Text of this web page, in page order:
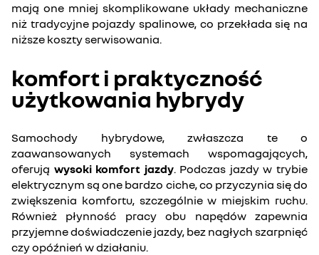
mają one mniej skomplikowane układy mechaniczne
niż tradycyjne pojazdy spalinowe, co przekłada się na
niższe koszty serwisowania.
komfort i praktyczność
użytkowania hybrydy
Samochody hybrydowe, zwłaszcza te o
zaawansowanych systemach wspomagających,
oferują wysoki komfort jazdy. Podczas jazdy w trybie
elektrycznym są one bardzo ciche, co przyczynia się do
zwiększenia komfortu, szczególnie w miejskim ruchu.
Również płynność pracy obu napędów zapewnia
przyjemne doświadczenie jazdy, bez nagłych szarpnięć
czy opóźnień w działaniu.